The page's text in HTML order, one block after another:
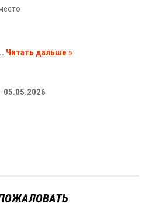
Читать дальше »
05.05.2026